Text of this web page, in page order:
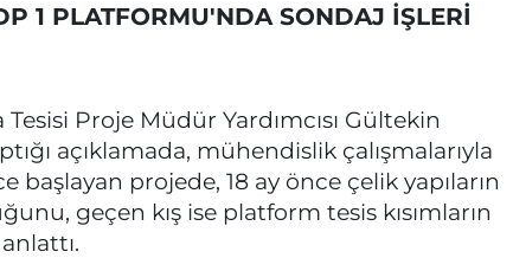
1 PLATFORMU'NDA SONDAJ İŞLERİ
Proje Müdür Yardımcısı Gültekin
açıklamada, mühendislik çalışmalarıyla
başlayan projede, 18 ay önce çelik yapıların
geçen kış ise platform tesis kısımların